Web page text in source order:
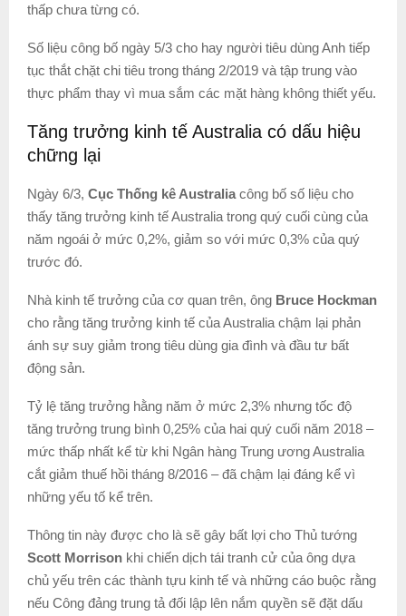
thấp chưa từng có.
Số liệu công bố ngày 5/3 cho hay người tiêu dùng Anh tiếp
tục thắt chặt chi tiêu trong tháng 2/2019 và tập trung vào
thực phẩm thay vì mua sắm các mặt hàng không thiết yếu.
Tăng trưởng kinh tế Australia có dấu hiệu
chững lại
Ngày 6/3, Cục Thống kê Australia công bố số liệu cho
thấy tăng trưởng kinh tế Australia trong quý cuối cùng của
năm ngoái ở mức 0,2%, giảm so với mức 0,3% của quý
trước đó.
Nhà kinh tế trưởng của cơ quan trên, ông Bruce Hockman
cho rằng tăng trưởng kinh tế của Australia chậm lại phản
ánh sự suy giảm trong tiêu dùng gia đình và đầu tư bất
động sản.
Tỷ lệ tăng trưởng hằng năm ở mức 2,3% nhưng tốc độ
tăng trưởng trung bình 0,25% của hai quý cuối năm 2018 –
mức thấp nhất kể từ khi Ngân hàng Trung ương Australia
cắt giảm thuế hồi tháng 8/2016 – đã chậm lại đáng kể vì
những yếu tố kể trên.
Thông tin này được cho là sẽ gây bất lợi cho Thủ tướng
Scott Morrison khi chiến dịch tái tranh cử của ông dựa
chủ yếu trên các thành tựu kinh tế và những cáo buộc rằng
nếu Công đảng trung tả đối lập lên nắm quyền sẽ đặt dấu